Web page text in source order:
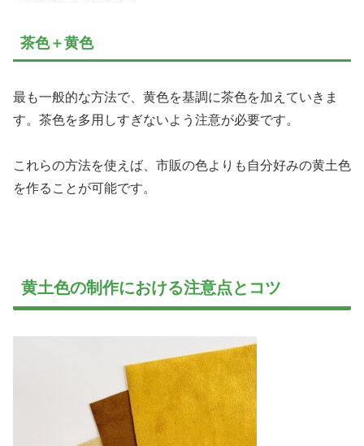
茶色＋黄色
最も一般的な方法で、黄色を基調に茶色を加えていきま
す。茶色を多用しすぎないよう注意が必要です。
これらの方法を使えば、市販の色よりも自分好みの黄土色
を作ることが可能です。
黄土色の制作における注意点とコツ